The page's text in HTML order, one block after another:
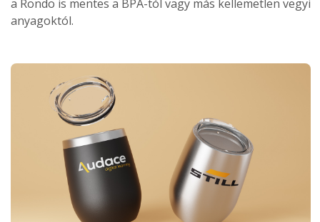
a Rondo is mentes a BPA-tól vagy más kellemetlen vegyi
anyagoktól.